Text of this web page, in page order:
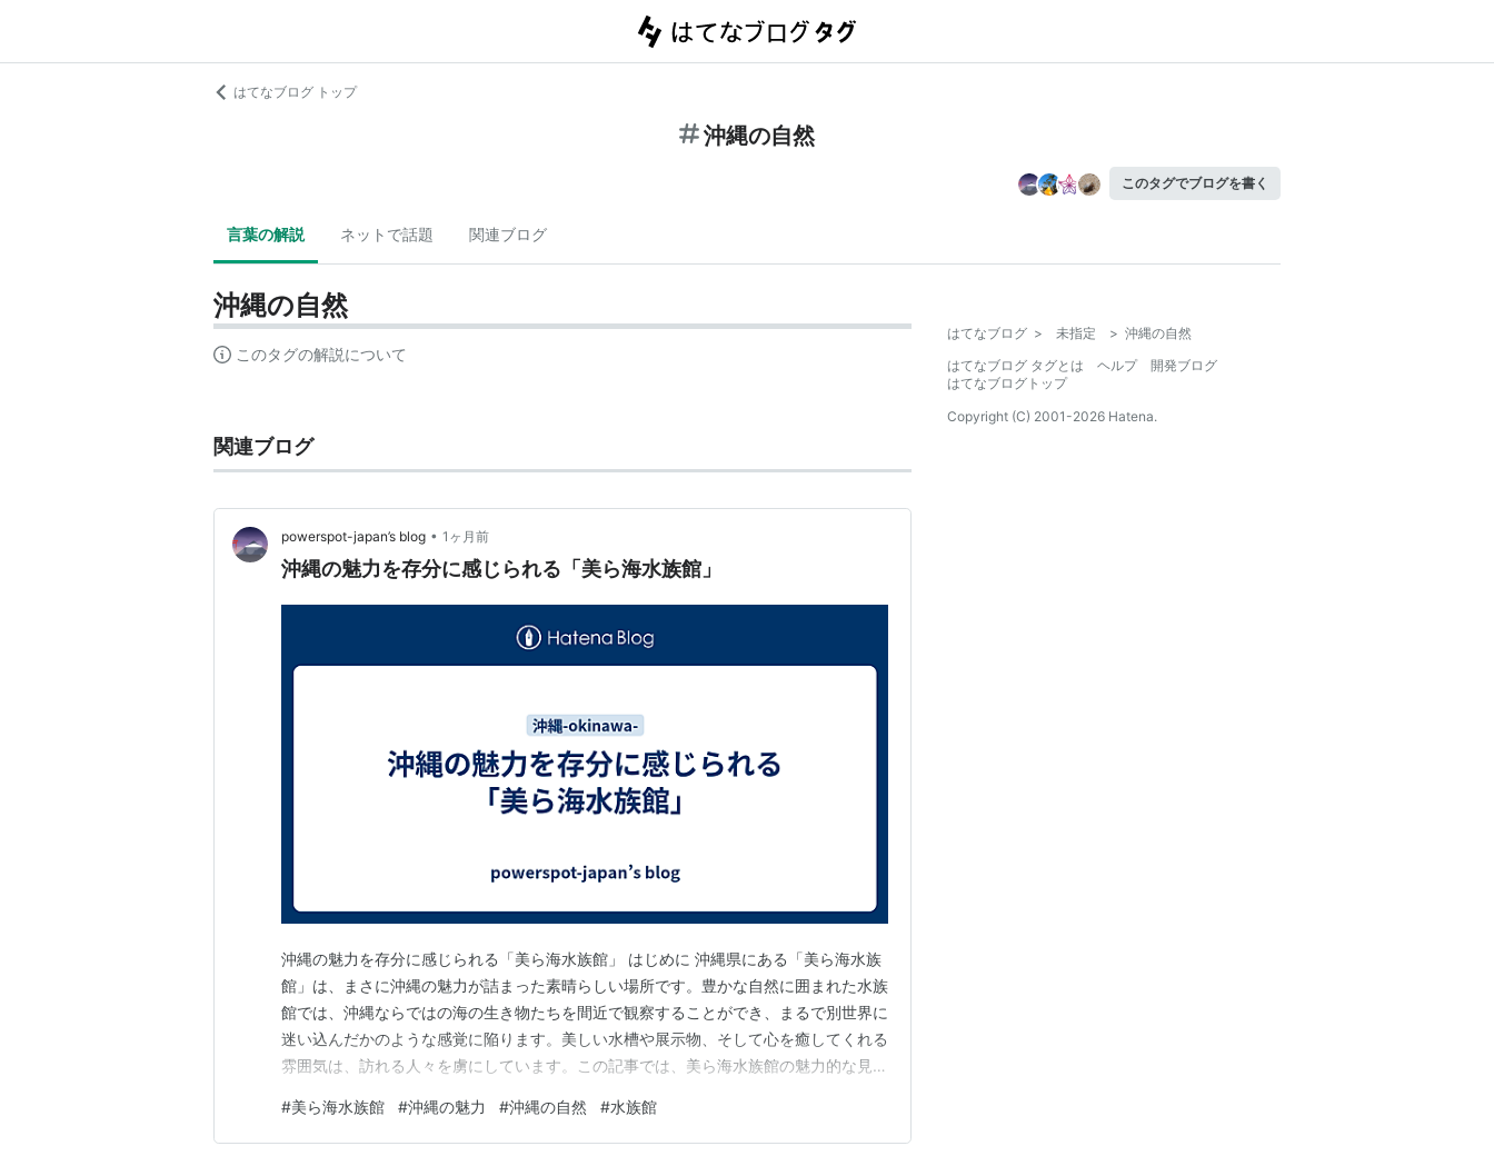
はてなブログ トップ
沖縄の自然
このタグでブログを書く
言葉の解説 ネットで話題 関連ブログ
沖縄の自然
このタグの解説について
関連ブログ
powerspot-japan’s blog • 1ヶ月前
沖縄の魅力を存分に感じられる「美ら海水族館」
沖縄の魅力を存分に感じられる「美ら海水族館」 はじめに 沖縄県にある「美ら海水族
館」は、まさに沖縄の魅力が詰まった素晴らしい場所です。豊かな自然に囲まれた水族
館では、沖縄ならではの海の生き物たちを間近で観察することができ、まるで別世界に
迷い込んだかのような感覚に陥ります。美しい水槽や展示物、そして心を癒してくれる
雰囲気は、訪れる人々を虜にしています。この記事では、美ら海水族館の魅力的な見ど
は何と言っても、巨大な「黒潮の海」水槽です。全長72.5メートル、深さ8.2メートル
という圧倒的なサイズの水槽には、マンタやジン…
#美ら海水族館 #沖縄の魅力 #沖縄の自然 #水族館
はてなブログ > 未指定 > 沖縄の自然
はてなブログ タグとは
ヘルプ
開発ブログ
はてなブログトップ
Copyright (C) 2001-2026 Hatena.